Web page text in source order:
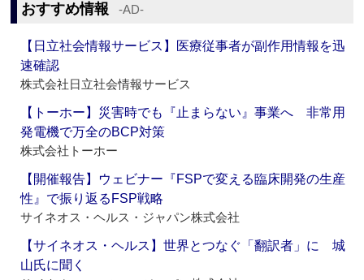
おすすめ情報 ‐AD‐
【日立社会情報サービス】医療従事者が副作用情報を迅
速確認
株式会社日立社会情報サービス
【トーホー】災害時でも『止まらない』事業へ 非常用
発電機で万全のBCP対策
株式会社トーホー
【開催報告】ウェビナー『FSPで変える臨床開発の生産
性』で振り返るFSP戦略
サイネオス・ヘルス・ジャパン株式会社
【サイネオス・ヘルス】世界とつなぐ「翻訳者」に 城
山氏に聞く